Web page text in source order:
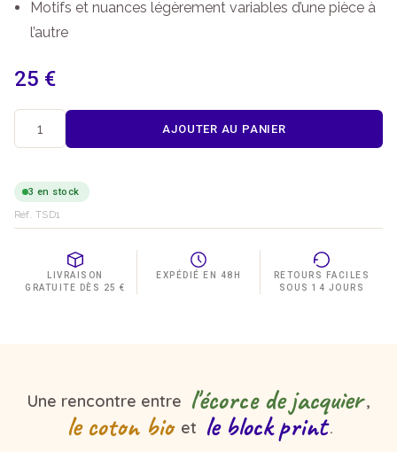
Motifs et nuances légèrement variables d’une pièce à
l’autre
25 €
quantité
de
à
dos
en
géo
AJOUTER AU PANIER
3 en stock
Réf. TSD1
LIVRAISON
GRATUITE DÈS 25 €
EXPÉDIÉ EN 48H
RETOURS FACILES
SOUS 14 JOURS
Une rencontre entre l'écorce de jacquier ,
le coton bio et le block print.